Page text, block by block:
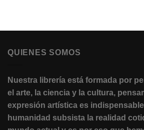
QUIENES SOMOS
Nuestra librería está formada por
el arte, la ciencia y la cultura,
expresión artística es
humanidad subsista la realidad